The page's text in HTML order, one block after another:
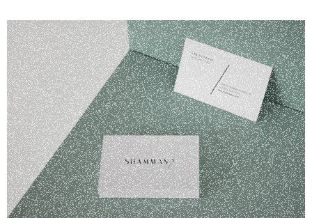
Image - Direction Artistique